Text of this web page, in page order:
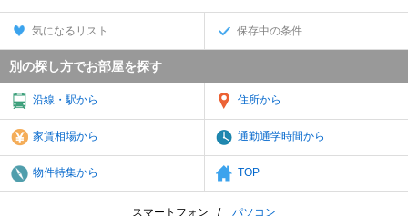
気になるリスト 保存中の条件
別の探し方でお部屋を探す
沿線・駅から 住所から
家賃相場から 通勤通学時間から
物件特集から TOP
スマートフォン パソコン